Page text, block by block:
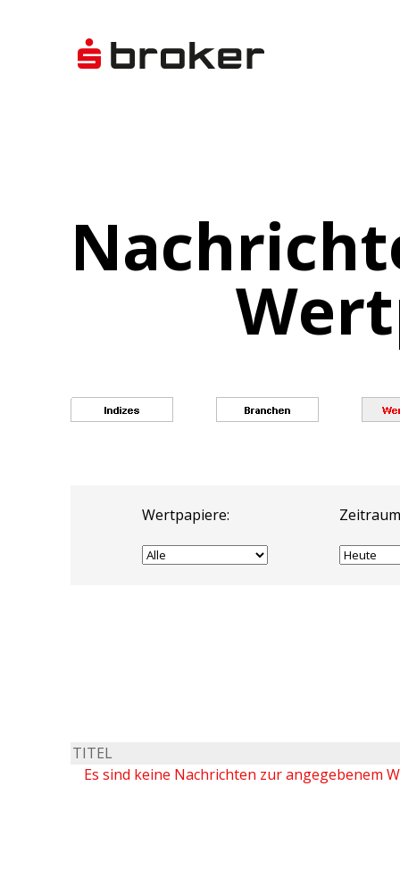
Wertpapiere:
TITEL
Es sind keine Nachrichten zur angegebenem